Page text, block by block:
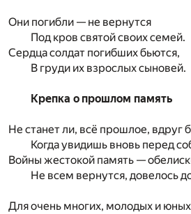
Они погибли — не вернутся
Под кров святой своих семей.
Сердца солдат погибших бьются,
В груди их взрослых сыновей.
Крепка о прошлом память
Не станет ли, всё прошлое, вдруг
Когда увидишь вновь перед
Войны жестокой память —
Не всем вернутся, довелось
Для очень многих, молодых и